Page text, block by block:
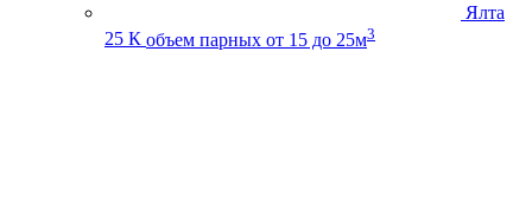
Ялта
25 К объем парных от 15 до 25м3